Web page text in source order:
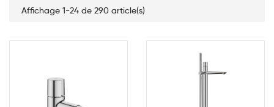
Affichage 1-24 de 290 article(s)